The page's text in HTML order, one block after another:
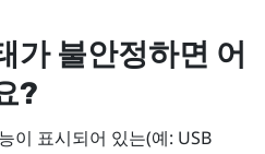
가 불안정하면 어
?
이 표시되어 있는(예: USB